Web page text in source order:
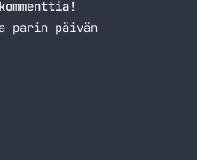
parin päivän